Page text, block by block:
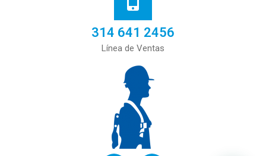
314 641 2456
Línea de Ventas